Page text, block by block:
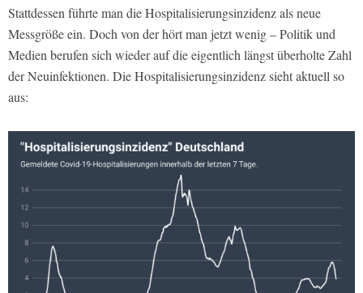
Stattdessen führte man die Hospitalisierungsinzidenz als neue
Messgröße ein. Doch von der hört man jetzt wenig – Politik und
Medien berufen sich wieder auf die eigentlich längst überholte Zahl
der Neuinfektionen. Die Hospitalisierungsinzidenz sieht aktuell so
aus: